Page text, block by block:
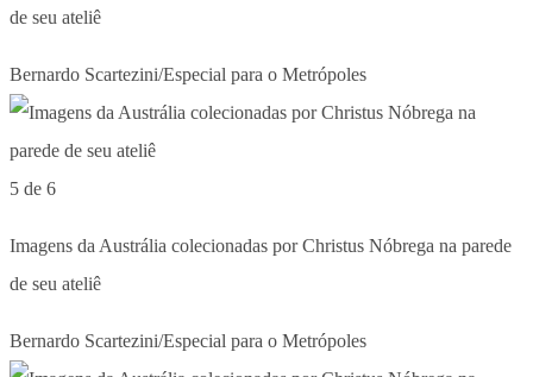
de seu ateliê
Bernardo Scartezini/Especial para o Metrópoles
5 de 6
Imagens da Austrália colecionadas por Christus Nóbrega na parede
de seu ateliê
Bernardo Scartezini/Especial para o Metrópoles